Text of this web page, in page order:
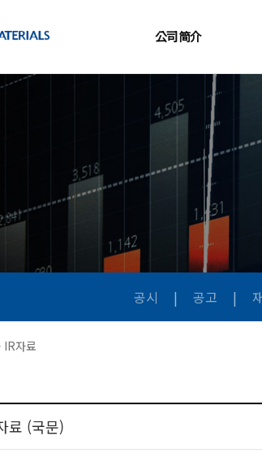
公司简介
공시 | 공고 |
IR자료
료 (국문)